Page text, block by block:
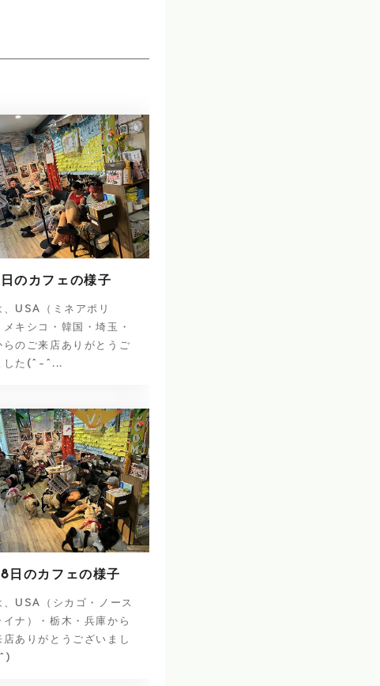
のカフェの様子
、USA（ミネアポリ
メキシコ・韓国・埼玉・
らのご来店ありがとうご
した(^-^...
日のカフェの様子
、USA（シカゴ・ノース
イナ）・栃木・兵庫から
店ありがとうございまし